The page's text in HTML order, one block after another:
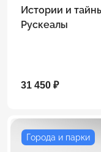
Истории и
Рускеалы
31 450 ₽
Города и парки